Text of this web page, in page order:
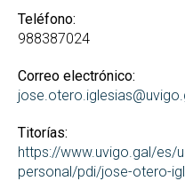
Teléfono:
988387024
Correo electrónico:
Titorías:
https://www.uvigo.gal/es/
personal/pdi/jose-otero-